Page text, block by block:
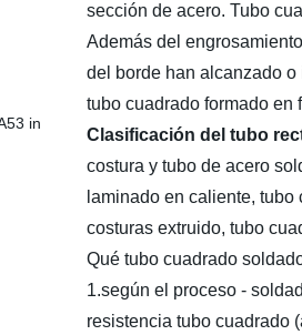
sección de acero. Tubo
Además del
del borde han alcanzado
tubo cuadrado formado en
Clasificación del tubo
costura y tubo de acero
laminado en caliente,
costuras extruido, tubo
Qué tubo cuadrado
1.según el proceso -
resistencia tubo cuadrado